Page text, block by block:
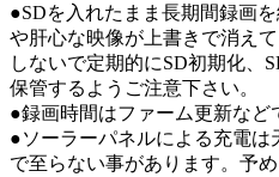
●SDを入れたまま長期間録画
や肝心な映像が上書きで消え
しないで定期的にSD初期化、
保管するようご注意下さい。
●録画時間はファーム更新など
●ソーラーパネルによる充電は
で至らない事があります。予